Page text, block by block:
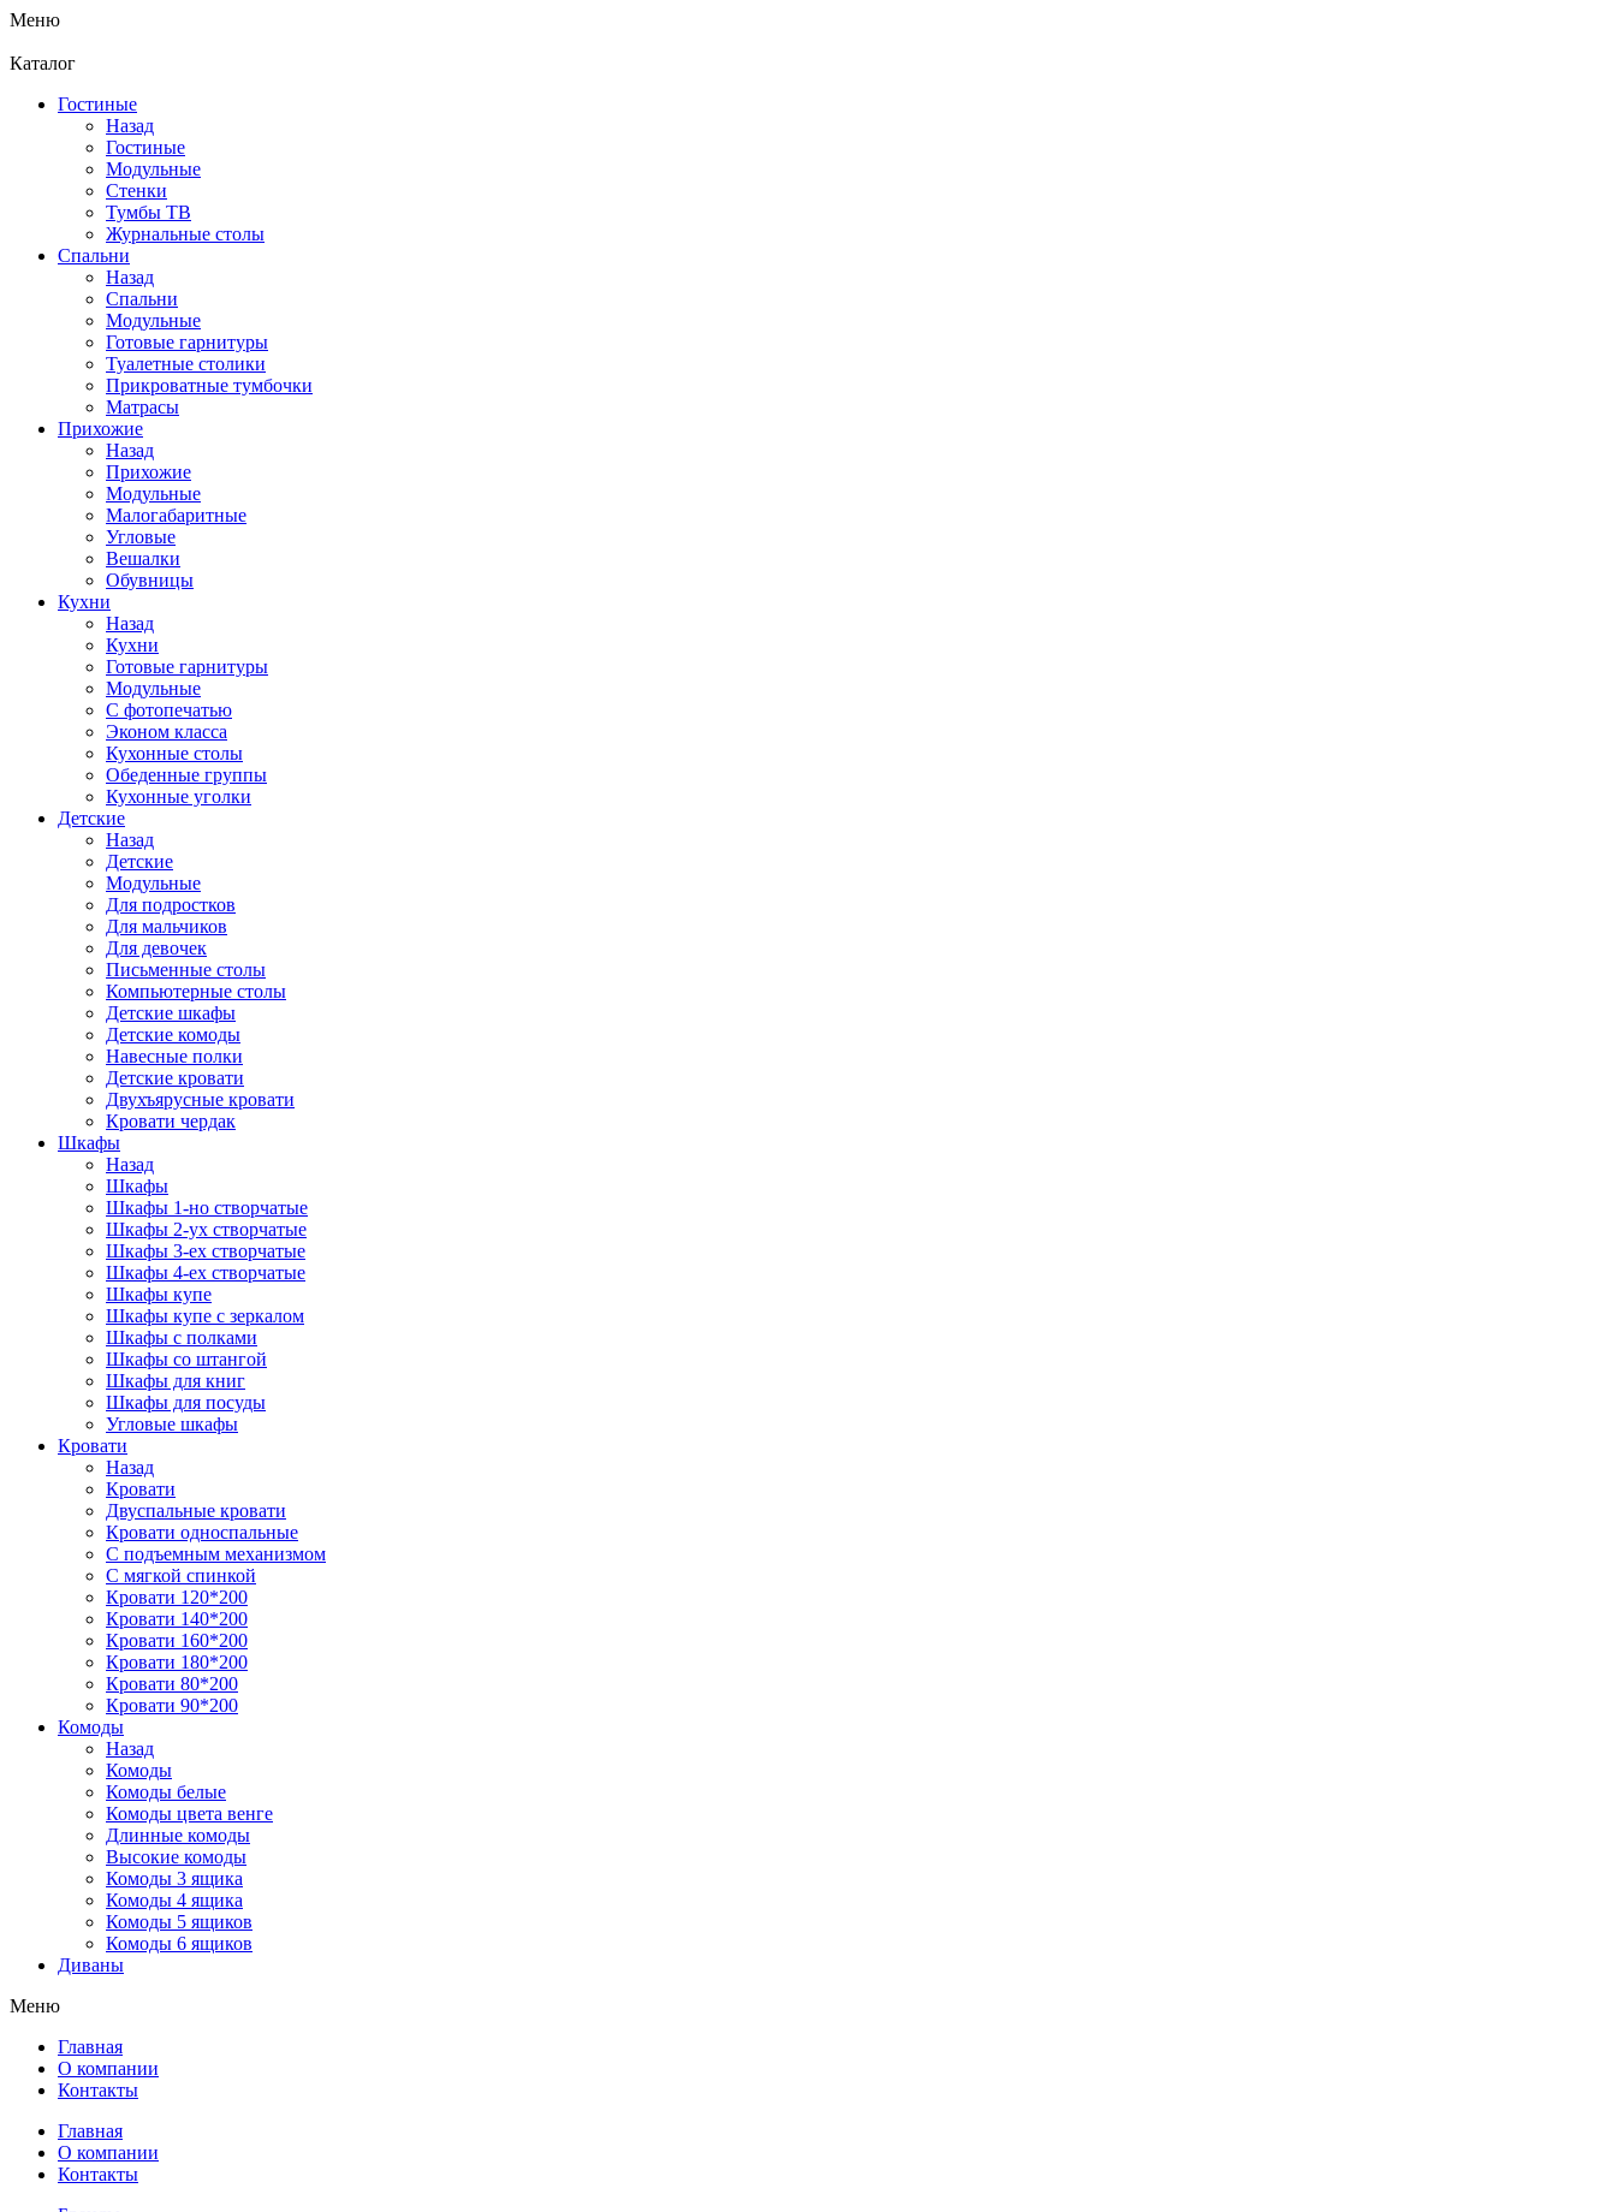
Меню
Каталог
Гостиные
Назад
Гостиные
Модульные
Стенки
Тумбы ТВ
Журнальные столы
Спальни
Назад
Спальни
Модульные
Готовые гарнитуры
Туалетные столики
Прикроватные тумбочки
Матрасы
Прихожие
Назад
Прихожие
Модульные
Малогабаритные
Угловые
Вешалки
Обувницы
Кухни
Назад
Кухни
Готовые гарнитуры
Модульные
С фотопечатью
Эконом класса
Кухонные столы
Обеденные группы
Кухонные уголки
Детские
Назад
Детские
Модульные
Для подростков
Для мальчиков
Для девочек
Письменные столы
Компьютерные столы
Детские шкафы
Детские комоды
Навесные полки
Детские кровати
Двухъярусные кровати
Кровати чердак
Шкафы
Назад
Шкафы
Шкафы 1-но створчатые
Шкафы 2-ух створчатые
Шкафы 3-ех створчатые
Шкафы 4-ех створчатые
Шкафы купе
Шкафы купе с зеркалом
Шкафы с полками
Шкафы со штангой
Шкафы для книг
Шкафы для посуды
Угловые шкафы
Кровати
Назад
Кровати
Двуспальные кровати
Кровати односпальные
С подъемным механизмом
С мягкой спинкой
Кровати 120*200
Кровати 140*200
Кровати 160*200
Кровати 180*200
Кровати 80*200
Кровати 90*200
Комоды
Назад
Комоды
Комоды белые
Комоды цвета венге
Длинные комоды
Высокие комоды
Комоды 3 ящика
Комоды 4 ящика
Комоды 5 ящиков
Комоды 6 ящиков
Диваны
Меню
Главная
О компании
Контакты
Главная
О компании
Контакты